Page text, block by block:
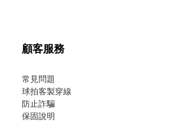
顧客服務
常見問題
球拍客製穿線
防止詐騙
保固說明